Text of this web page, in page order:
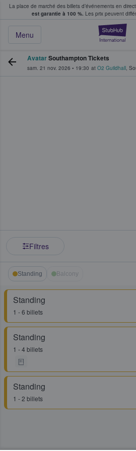
La place de marché des billets d’événements en
est garantie à 100 %. Les prix peuvent
Menu
fans achètent et
AvatarSouthampton Tickets
sam. 21 nov. 2026 • 19:30 at O2 Guildhall,
Filtres
Standing Balcony
Standing
1 - 6 billets
Standing
1 - 4 billets
Standing
1 - 2 billets